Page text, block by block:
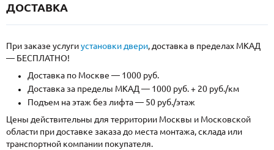
ДОСТАВКА
При заказе услугиустановки двери, доставка в пределах МКАД
— БЕСПЛАТНО!
Доставка по Москве — 1000 руб.
Доставка за пределы МКАД — 1000 руб. + 20 руб./км
Подъем на этаж без лифта — 50 руб./этаж
Цены действительны для территории Москвы и Московской
области при доставке заказа до места монтажа, склада или
транспортной компании покупателя.